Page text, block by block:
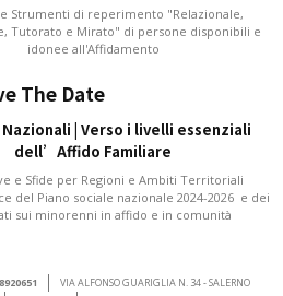
Strumenti di reperimento "Relazionale,
Tutorato e Mirato" di persone disponibili e
idonee all'Affidamento
The Date
| Verso i livelli essenziali
dell’Affido Familiare
e Sfide per Regioni e Ambiti Territoriali
del Piano sociale nazionale 2024-2026 e dei
sui minorenni in affido e in comunità
VIA ALFONSO GUARIGLIA N. 34 - SALERNO